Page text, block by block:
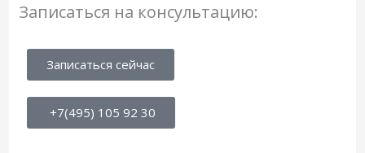
Записаться на консультацию:
Записаться сейчас
+7(495) 105 92 30